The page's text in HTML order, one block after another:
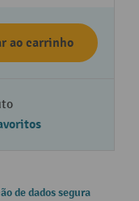
ao carrinho
de dados segura